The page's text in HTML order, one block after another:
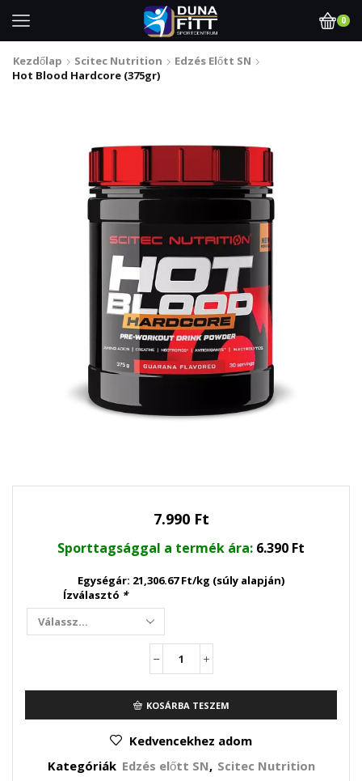
0
Kezdőlap Scitec Nutrition
Edzés Előtt SN
Hot Blood Hardcore (375gr)
7.990 Ft
Sporttagsággal a termék ára: 6.390 Ft
Egységár: 21,306.67 Ft/kg (súly alapján)
Ízválasztó *
Hot
Hardcore
(375gr)
mennyiség
KOSÁRBA TESZEM
Kedvencekhez adom
Kategóriák Edzés előtt SN, Scitec Nutrition